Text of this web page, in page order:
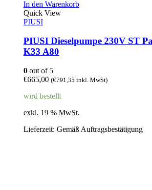
In den Warenkorb
Quick View
PIUSI
PIUSI Dieselpumpe 230V ST
K33 A80
0 out of 5
€665,00 (€791,35 inkl. MwSt)
wird bestellt
exkl. 19 % MwSt.
Lieferzeit: Gemäß Auftragsbestätigung